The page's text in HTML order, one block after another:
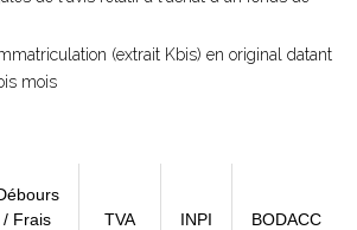
(extrait Kbis) en original datant
mois
/ Frais
TVA INPI BODACC